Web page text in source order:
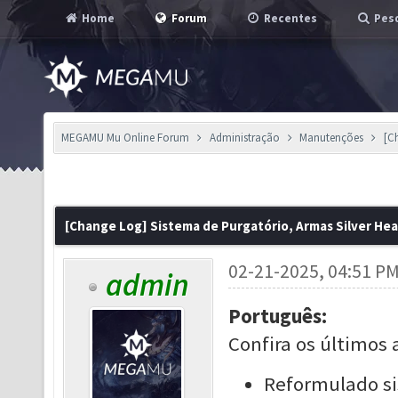
Home Forum Recentes
MEGAMU Mu Online Forum Administração Manutenções
[Change Log] Sistema de Purgatório, Armas Silver
admin 02-21-2025, 04:51
Português:
Confira os últimos
Reformulado